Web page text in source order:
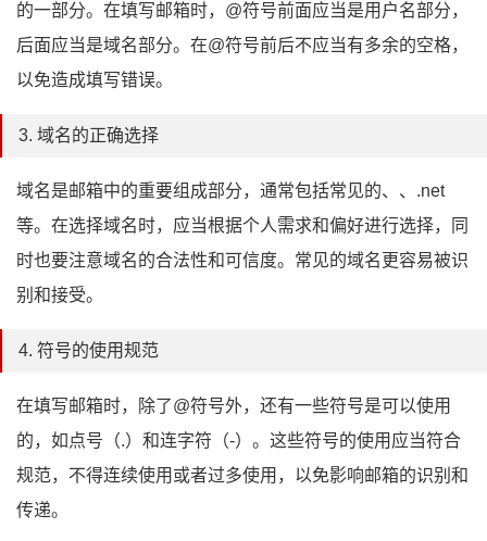
的一部分。在填写邮箱时，@符号前面应当是用户名部分，
后面应当是域名部分。在@符号前后不应当有多余的空格，
以免造成填写错误。
3. 域名的正确选择
域名是邮箱中的重要组成部分，通常包括常见的、、.net
等。在选择域名时，应当根据个人需求和偏好进行选择，同
时也要注意域名的合法性和可信度。常见的域名更容易被识
别和接受。
4. 符号的使用规范
在填写邮箱时，除了@符号外，还有一些符号是可以使用
的，如点号（.）和连字符（-）。这些符号的使用应当符合
规范，不得连续使用或者过多使用，以免影响邮箱的识别和
传递。